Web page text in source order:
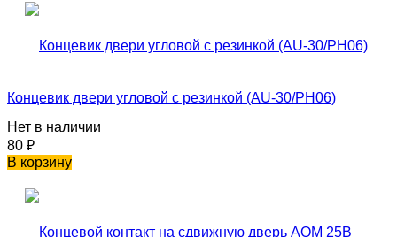
Концевик двери угловой с резинкой (AU-30/PH06)
Нет в наличии
80 ₽
В корзину